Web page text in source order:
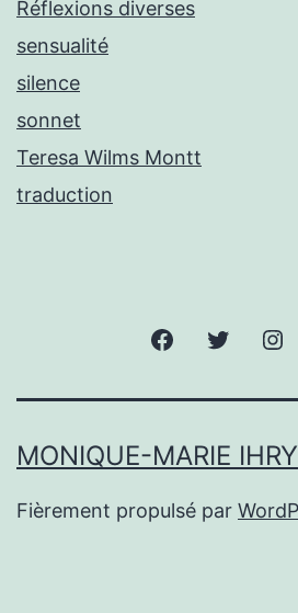
Réflexions diverses
sensualité
silence
sonnet
Teresa Wilms Montt
traduction
FacebookTwitter
MONIQUE-MARIE IHRY
Fièrement propulsé par